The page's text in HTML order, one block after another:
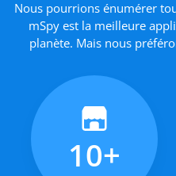
Nous pourrions énumérer
mSpy est la meilleure
planète. Mais nous
10+